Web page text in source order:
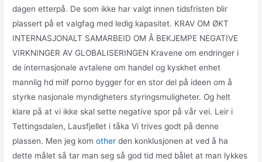
dagen etterpå. De som ikke har valgt innen tidsfristen blir
plassert på et valgfag med ledig kapasitet. KRAV OM ØKT
INTERNASJONALT SAMARBEID OM Å BEKJEMPE NEGATIVE
VIRKNINGER AV GLOBALISERINGEN Kravene om endringer i
de internasjonale avtalene om handel og kyskhet enhet
mannlig hd milf porno bygger for en stor del på ideen om å
styrke nasjonale myndigheters styringsmuligheter. Og helt
klare på at vi ikke skal sette negative spor på vår vei. Leir i
Tettingsdalen, Lausfjellet i tåka Vi trives godt på denne
plassen. Men jeg komother den konklusjonen at ved å ha
dette målet så tar man seg så god tid med bålet at man lykkes